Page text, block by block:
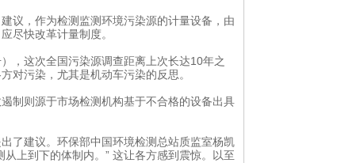
议，作为检测监测环境污染源的计量设备，由
尽快改革计量制度。
这次全国污染源调查距离上次长达10年之
对污染，尤其是机动车污染的反思。
则源于市场检测机构基于不合格的设备出具
建议。环保部中国环境检测总站质监室杨凯
上到下的体制内。” 这让各方感到震惊。以至